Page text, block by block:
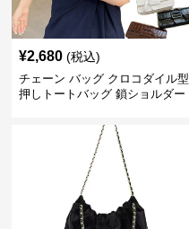
¥2,680 (税込)
チェーン バッグ クロコダイル型
押しトートバッグ 鎖ショルダー